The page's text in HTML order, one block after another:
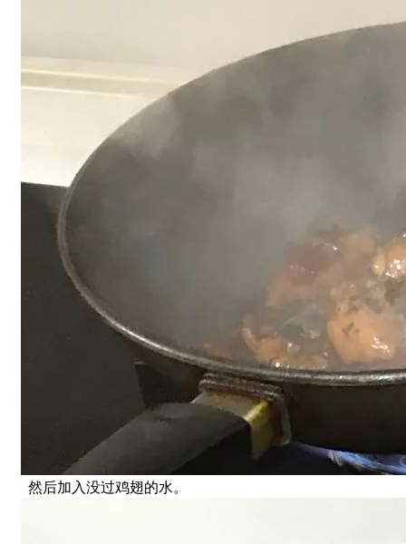
然后加入没过鸡翅的水。